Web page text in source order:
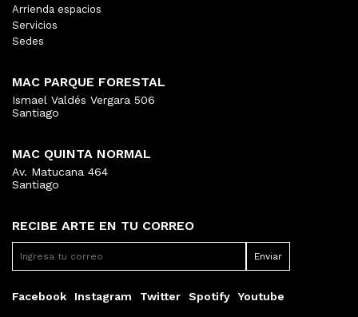
RECIBE ARTE EN TU CORREO
Facebook Instagram Twitter Spotify Youtube
Arrienda espacios
Servicios
Sedes
MAC PARQUE FORESTAL
Ismael Valdés Vergara 506
Santiago
MAC QUINTA NORMAL
Av. Matucana 464
Santiago